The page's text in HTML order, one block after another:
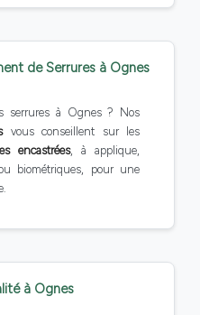
de Serrures à Ognes
serrures à Ognes ? Nos
vous conseillent sur les
encastrées, à applique,
biométriques, pour une
à Ognes